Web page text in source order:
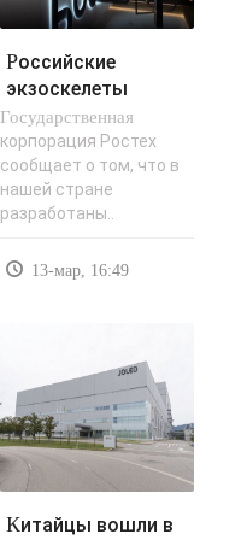
Российские
экзоскелеты
подходят для
производств и
медицины..
Государственная
корпорация Ростех
сообщает о том, что в
нашей стране
разработаны..
13-мар, 16:49
Китайцы вошли в